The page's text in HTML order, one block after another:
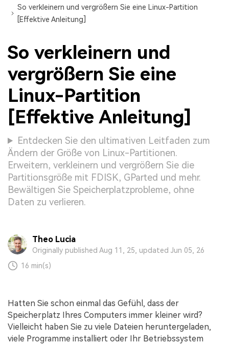
So verkleinern und vergrößern Sie eine Linux-Partition
[Effektive Anleitung]
So verkleinern und
vergrößern Sie eine
Linux-Partition
[Effektive Anleitung]
Entdecken Sie den ultimativen Leitfaden zum
Ändern der Größe von Linux-Partitionen.
Erweitern, verkleinern und vergrößern Sie die
Partitionsgröße mit FDISK, GParted und mehr.
Bewältigen Sie Speicherplatzprobleme, ohne
Daten zu verlieren.
Theo Lucia
Originally published Aug 11, 25, updated Jun 05, 26
16 min(s)
Hatten Sie schon einmal das Gefühl, dass der
Speicherplatz Ihres Computers immer kleiner wird?
Vielleicht haben Sie zu viele Dateien heruntergeladen,
viele Programme installiert oder Ihr Betriebssystem